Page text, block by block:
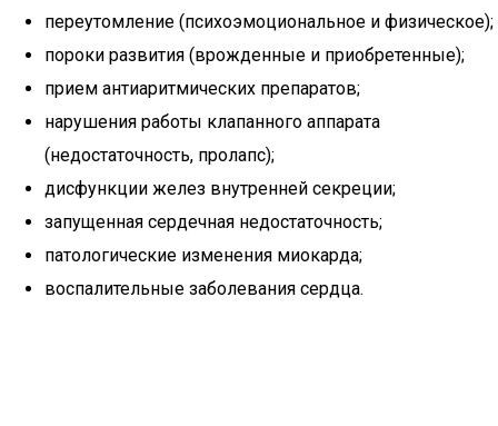
переутомление (психоэмоциональное и физическое);
пороки развития (врожденные и приобретенные);
прием антиаритмических препаратов;
нарушения работы клапанного аппарата
(недостаточность, пролапс);
дисфункции желез внутренней секреции;
запущенная сердечная недостаточность;
патологические изменения миокарда;
воспалительные заболевания сердца.